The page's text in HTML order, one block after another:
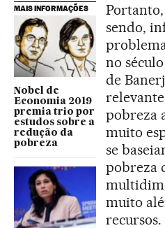
MAIS INFORMAÇÕES
Nobel de
Economia 2019
premia trio por
estudos sobre a
redução da
pobreza
sendo,
no
de
pobreza
muito
se
pobreza
muito
recursos.